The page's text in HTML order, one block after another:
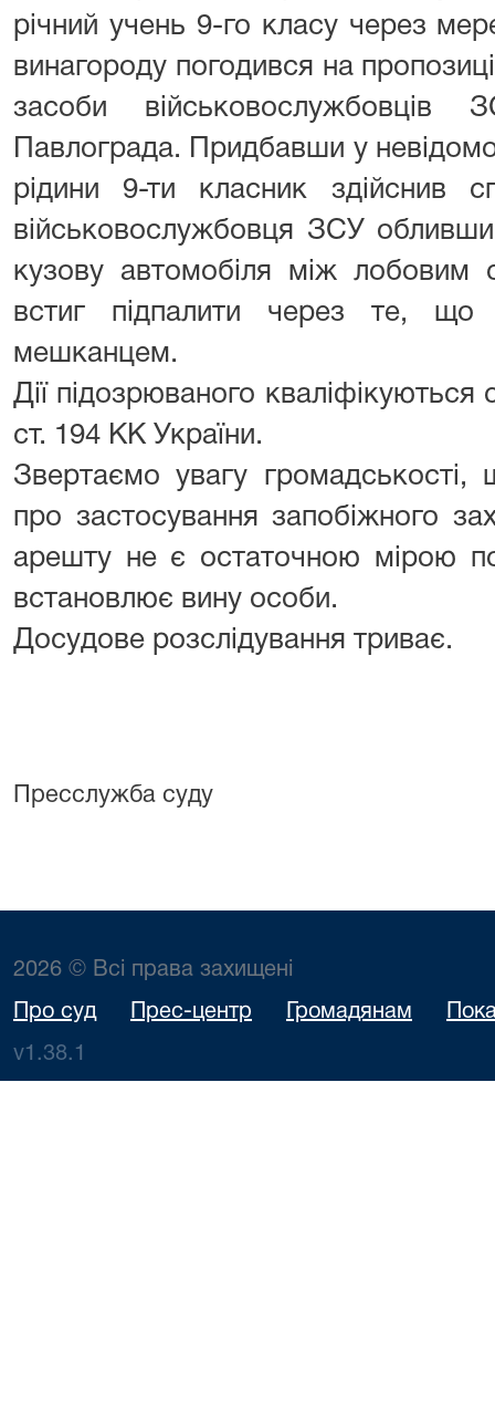
річний учень 9-го класу через
винагороду погодився на
засоби військовослужбовців
Павлограда. Придбавши у
рідини 9-ти класник здійснив
військовослужбовця ЗСУ
кузову автомобіля між
встиг підпалити через те, що
мешканцем.
Дії підозрюваного
ст. 194 КК України.
Звертаємо увагу громадськості,
про застосування запобіжного
арешту не є остаточною мірою
встановлює вину особи.
Досудове розслідування триває.
Пресслужба суду
2026 © Всі права захищені
Про суд Прес-центр Громадянам
v1.38.1